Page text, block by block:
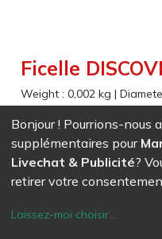
Ficelle
Weight :0,002 kg|
3 ficelles de 160 cm,
accroche, idéales pour la
EAN
Bonjour ! Pourrions-nous
supplémentaires pour
Livechat & Publicité?
retirer votre
Laissez-moi choisir...